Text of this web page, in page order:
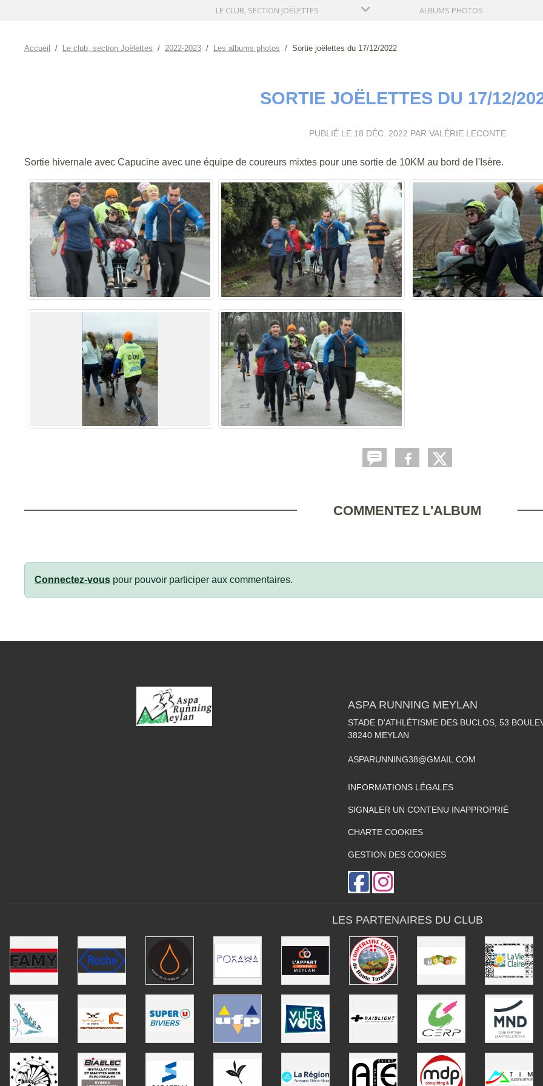
LE CLUB, SECTION JOËLETTES ALBUMS PHOTOS
Accueil Le club, section Joëlettes 2022-2023 Les albums photos Sortie joëlettes du 17/12/2022
SORTIE JOËLETTES DU 17/12/
PUBLIÉ LE 18 DÉC. 2022 PAR VALÉRIE LECONTE
Sortie hivernale avec Capucine avec une équipe de coureurs mixtes pour une sortie de 10KM au bord de l'Isère.
COMMENTEZ L'ALBUM
Connectez-vous pour pouvoir participer aux commentaires.
ASPA RUNNING MEYLAN
STADE D'ATHLÉTISME DES BUCLOS, 53
38240 MEYLAN
ASPARUNNING38@GMAIL.COM
INFORMATIONS LÉGALES
SIGNALER UN CONTENU INAPPROPRIÉ
CHARTE COOKIES
GESTION DES COOKIES
LES PARTENAIRES DU CLUB